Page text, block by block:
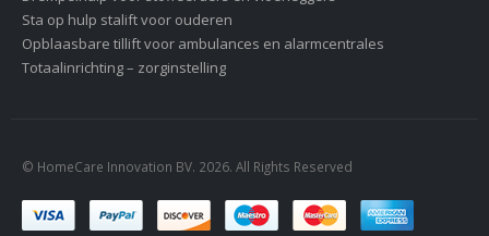
Sta op hulp stalift voor ouderen
Opblaasbare tillift voor ambulances en alarmcentrales
Totaalinrichting – zorginstelling
© HomeCare Innovation BV. 2026. All Rights Reserved